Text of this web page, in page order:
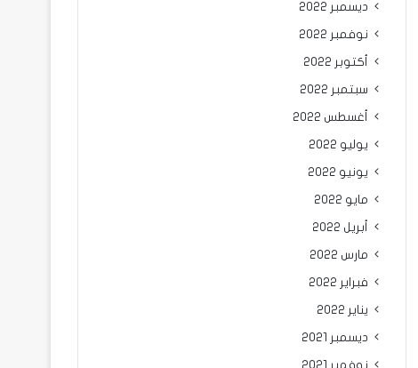
ديسمبر 2022
نوفمبر 2022
أكتوبر 2022
سبتمبر 2022
أغسطس 2022
يوليو 2022
يونيو 2022
مايو 2022
أبريل 2022
مارس 2022
فبراير 2022
يناير 2022
ديسمبر 2021
نوفمبر 2021